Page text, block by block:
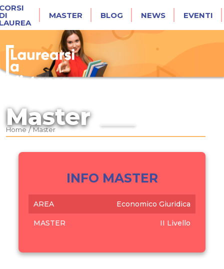
MASTER BLOG NEWS EVENTI
Master
Home/Master
INFO MASTER
AREA Economico Giuridica
MASTER II Livello